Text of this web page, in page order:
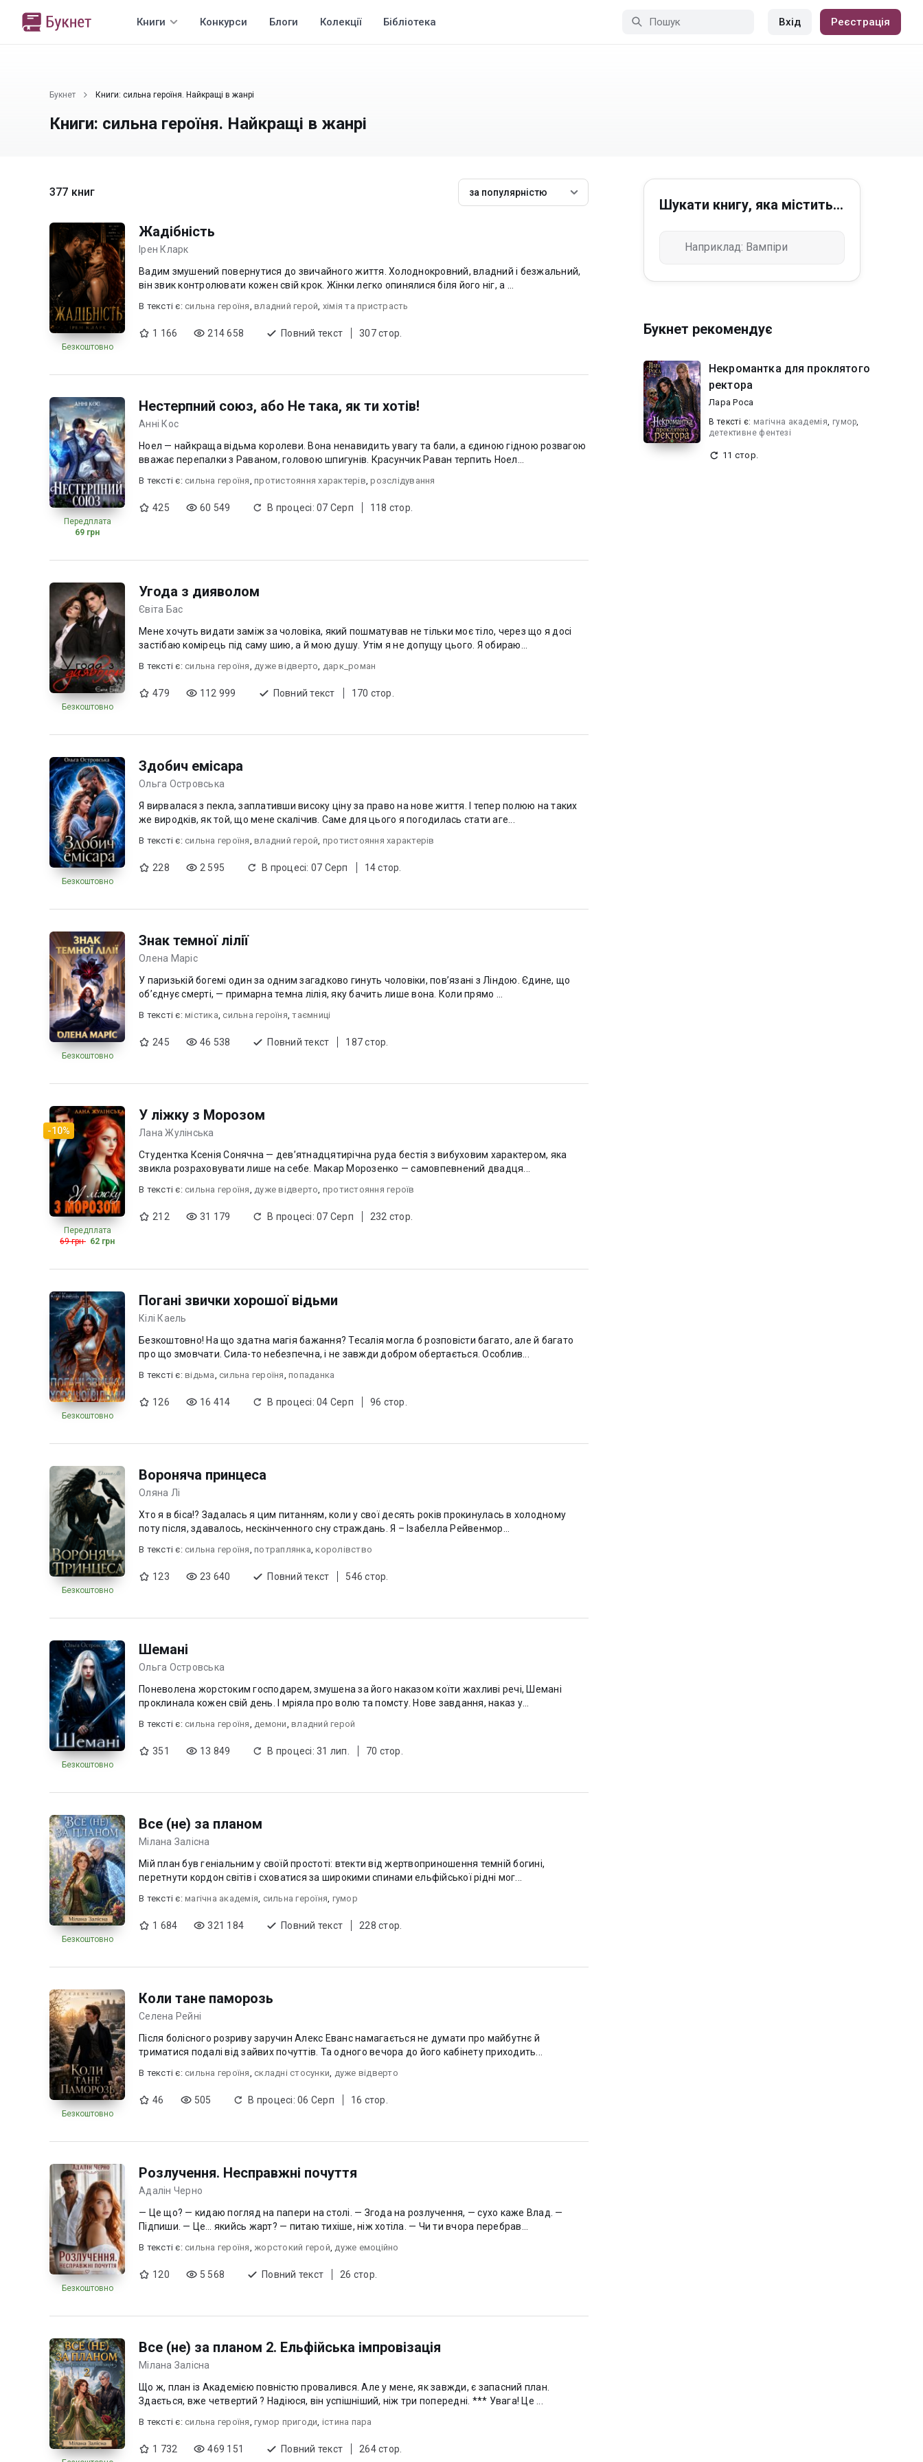
Книги Конкурси Блоги Колекції Бібліотека Вхід Реєстрація
Букнет Книги: сильна героїня. Найкращі в жанрі
Книги: сильна героїня. Найкращі в жанрі
377 книг за популярністю
Безкоштовно
Жадібність
Ірен Кларк
Вадим змушений повернутися до звичайного життя. Холоднокровний, владний і безжальний,
він звик контролювати кожен свій крок. Жінки легко опинялися біля його ніг, а ...
В текcті є: сильна героїня, владний герой, хімія та пристрасть
1 166 214 658 Повний текст 307 стор.
Передплата
69 грн
Нестерпний союз, або Не така, як ти хотів!
Анні Кос
Ноел — найкраща відьма королеви. Вона ненавидить увагу та бали, а єдиною гідною розвагою
вважає перепалки з Раваном, головою шпигунів. Красунчик Раван терпить Ноел...
В текcті є: сильна героїня, протистояння характерів,розслідування
425 60 549 В процесі: 07 Серп 118 стор.
Безкоштовно
Угода з дияволом
Євіта Бас
Мене хочуть видати заміж за чоловіка, який пошматував не тільки моє тіло, через що я досі
застібаю комірець під саму шию, а й мою душу. Утім я не допущу цього. Я обираю...
В текcті є: сильна героїня, дуже відверто, дарк_роман
479 112 999 Повний текст 170 стор.
Безкоштовно
Здобич емісара
Ольга Островська
Я вирвалася з пекла, заплативши високу ціну за право на нове життя. І тепер полюю на таких
же виродків, як той, що мене скалічив. Саме для цього я погодилась стати аге...
В текcті є: сильна героїня, владний герой, протистояння характерів
228 2 595 В процесі: 07 Серп 14 стор.
Безкоштовно
Знак темної лілії
Олена Маріс
У паризькій богемі один за одним загадково гинуть чоловіки, пов’язані з Ліндою. Єдине, що
об’єднує смерті, — примарна темна лілія, яку бачить лише вона. Коли прямо ...
В текcті є: містика, сильна героїня,таємниці
245 46 538 Повний текст 187 стор.
-10%
Передплата
69 грн 62 грн
У ліжку з Морозом
Лана Жулінська
Студентка Ксенія Сонячна — дев’ятнадцятирічна руда бестія з вибуховим характером, яка
звикла розраховувати лише на себе. Макар Морозенко — самовпевнений двадця...
В текcті є: сильна героїня, дуже відверто, протистояння героїв
212 31 179 В процесі: 07 Серп 232 стор.
Безкоштовно
Погані звички хорошої відьми
Кілі Каель
Безкоштовно! На що здатна магія бажання? Тесалія могла б розповісти багато, але й багато
про що змовчати. Сила-то небезпечна, і не завжди добром обертається. Особлив...
В текcті є: відьма, сильна героїня, попаданка
126 16 414 В процесі: 04 Серп 96 стор.
Безкоштовно
Вороняча принцеса
Оляна Лі
Хто я в біса!? Задалась я цим питанням, коли у свої десять років прокинулась в холодному
поту після, здавалось, нескінченного сну страждань. Я – Ізабелла Рейвенмор...
В текcті є: сильна героїня, потраплянка,королівство
123 23 640 Повний текст 546 стор.
Безкоштовно
Шемані
Ольга Островська
Поневолена жорстоким господарем, змушена за його наказом коїти жахливі речі, Шемані
проклинала кожен свій день. І мріяла про волю та помсту. Нове завдання, наказ у...
В текcті є: сильна героїня, демони, владний герой
351 13 849 В процесі: 31 лип. 70 стор.
Безкоштовно
Все (не) за планом
Мілана Залісна
Мій план був геніальним у своїй простоті: втекти від жертвоприношення темній богині,
перетнути кордон світів і сховатися за широкими спинами ельфійської рідні мог...
В текcті є: магічна академія, сильна героїня, гумор
1 684 321 184 Повний текст 228 стор.
Безкоштовно
Коли тане паморозь
Селена Рейні
Після болісного розриву заручин Алекс Еванс намагається не думати про майбутнє й
триматися подалі від зайвих почуттів. Та одного вечора до його кабінету приходить...
В текcті є: сильна героїня, складні стосунки, дуже відверто
46 505 В процесі: 06 Серп 16 стор.
Безкоштовно
Розлучення. Несправжні почуття
Адалін Черно
— Це що? — кидаю погляд на папери на столі. — Згода на розлучення, — сухо каже Влад. —
Підпиши. — Це… якийсь жарт? — питаю тихіше, ніж хотіла. — Чи ти вчора перебрав...
В текcті є: сильна героїня, жорстокий герой,дуже емоційно
120 5 568 Повний текст 26 стор.
Все (не) за планом 2. Ельфійська імпровізація
Мілана Залісна
Що ж, план із Академією повністю провалився. Але у мене, як завжди, є запасний план.
Здається, вже четвертий ? Надіюся, він успішніший, ніж три попередні. *** Увага! Це ...
В текcті є: сильна героїня, гумор пригоди, істина пара
1 732 469 151 Повний текст 264 стор.
Шукати книгу, яка містить...
Букнет рекомендує
Некромантка для проклятого
ректора
Лара Роса
В текcті є: магічна академія, гумор,
детективне фентезі
11 стор.